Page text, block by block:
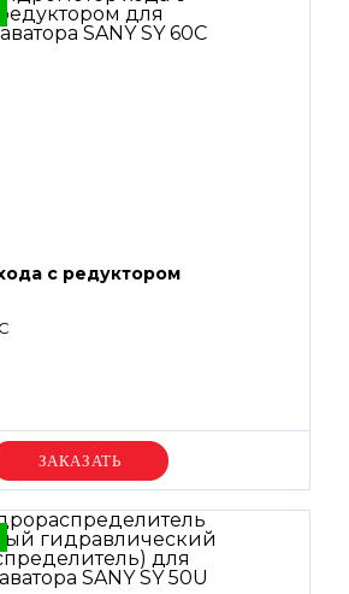
с редуктором
Уточняйте цену